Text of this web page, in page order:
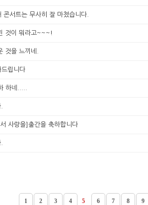
콘서트는 무사히 잘 마쳤습니다.
것이 뭐라고~~~!
것을 느끼네.
드립니다
하네.....
사랑을]출간을 축하합니다
1 2 3 4 5 6 7 8 9